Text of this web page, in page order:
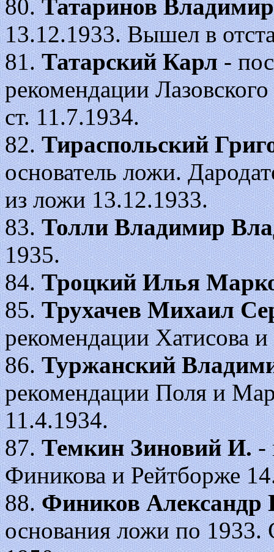
80.Татаринов
13.12.1933. Вышел в
81.Татарский Карл-
рекомендации
ст. 11.7.1934.
82.Тираспольский
основатель ложи.
из ложи 13.12.1933.
83.Толли Владимир
1935.
84.Троцкий Илья
85.Трухачев Михаил
рекомендации Хатисова
86.Туржанский
рекомендации Поля и
11.4.1934.
87.Темкин Зиновий И.-
Финикова и Рейтборже
88.Фиников Александр
основания ложи по